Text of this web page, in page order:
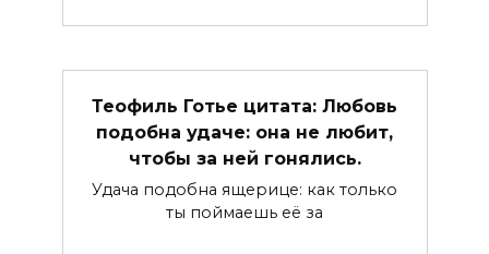
Теофиль Готье цитата: Любовь
подобна удаче: она не любит,
чтобы за ней гонялись.
Удача подобна ящерице: как только
ты поймаешь её за